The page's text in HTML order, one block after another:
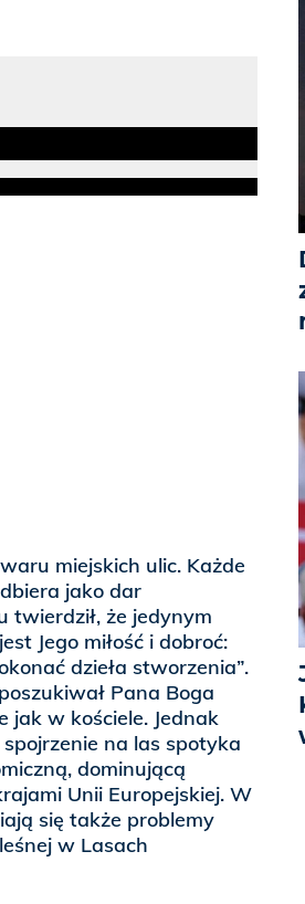
miejskich ulic. Każde
jako dar
twierdził, że jedynym
Jego miłość i dobroć:
dzieła stworzenia”.
Pana Boga
jak w kościele. Jednak
na las spotyka
dominującą
Unii Europejskiej. W
się także problemy
w Lasach